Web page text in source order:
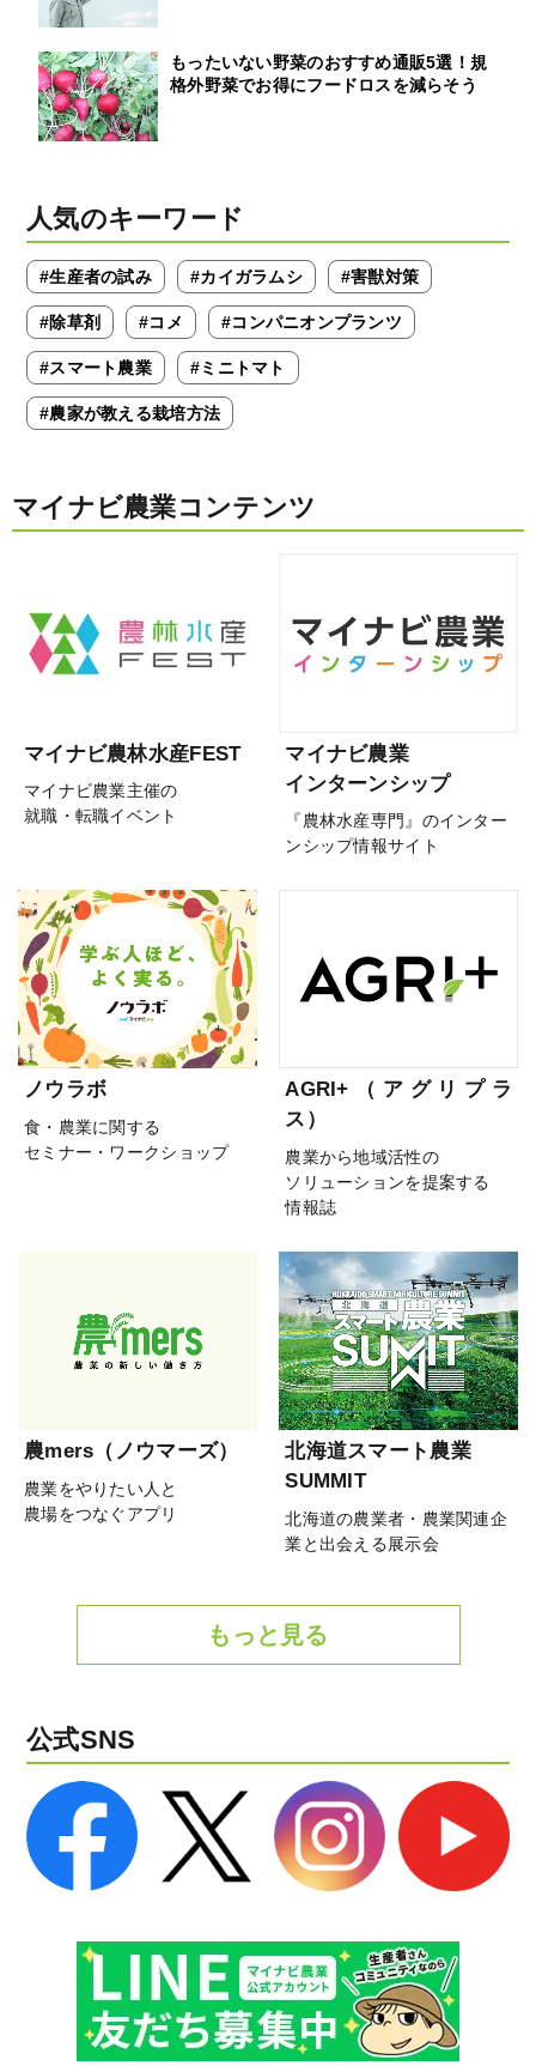
もったいない野菜のおすすめ通販5選！規
格外野菜でお得にフードロスを減らそう
人気のキーワード
#生産者の試み #カイガラムシ #害獣対策
#除草剤 #コメ #コンパニオンプランツ
#スマート農業 #ミニトマト
#農家が教える栽培方法
マイナビ農業コンテンツ
マイナビ農林水産FEST
マイナビ農業主催の
就職・転職イベント
マイナビ農業
インターンシップ
『農林水産専門』のインター
ンシップ情報サイト
ノウラボ
食・農業に関する
セミナー・ワークショップ
AGRI+（アグリプラ
ス）
農業から地域活性の
ソリューションを提案する
情報誌
農mers（ノウマーズ）
農業をやりたい人と
農場をつなぐアプリ
北海道スマート農業
SUMMIT
北海道の農業者・農業関連企
業と出会える展示会
もっと見る
公式SNS